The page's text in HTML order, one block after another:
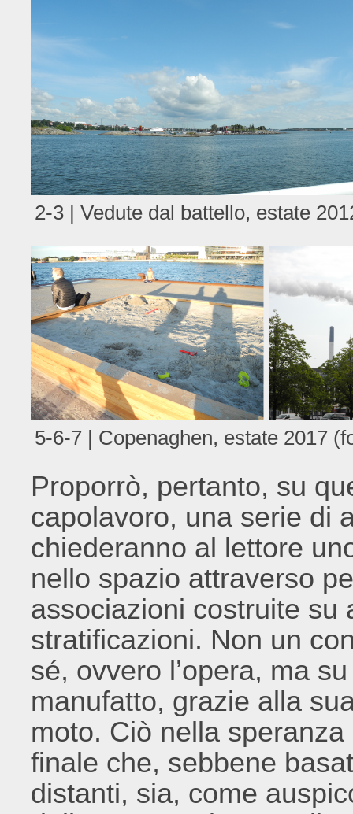
2-3 | Vedute dal battello, estate
5-6-7 | Copenaghen, estate 2017
Proporrò, pertanto, su
capolavoro, una serie di
chiederanno al lettore
nello spazio attraverso
associazioni costruite su
stratificazioni. Non un
sé, ovvero l’opera, ma
manufatto, grazie alla
moto. Ciò nella
finale che, sebbene
distanti, sia, come